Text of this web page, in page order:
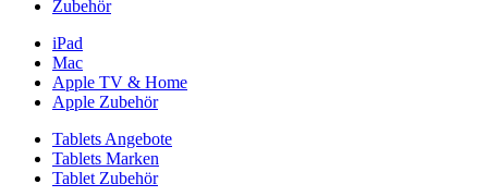
Zubehör
iPad
Mac
Apple TV & Home
Apple Zubehör
Tablets Angebote
Tablets Marken
Tablet Zubehör